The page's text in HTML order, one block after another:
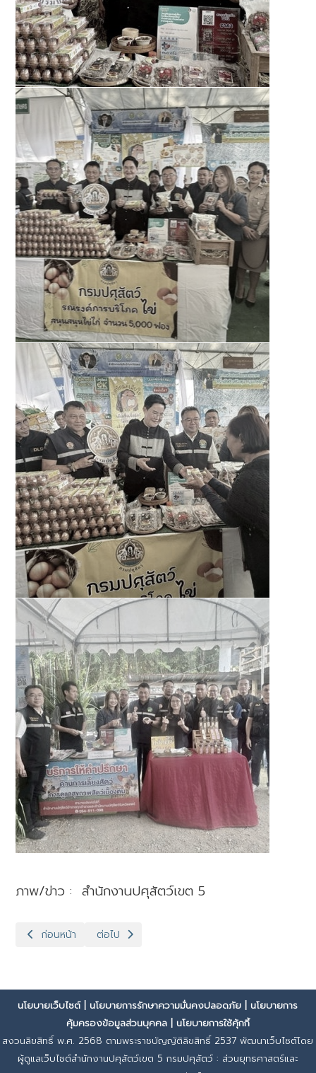
ภาพ/ข่าว : สำนักงานปศุสัตว์เขต 5
เนื้อหาก่อนหน้า: ปศุสัตว์เขต 5 เข้าร่วมประชุมคณะกรรมการบริหารโ
ก่อนหน้า เนื้อหาถัดไป: ปศุสัตว์เขต 5 เข้าร่วมประชุมหัวหน้าส่ว
ต่อไป
นโยบายเว็บไซต์| นโยบายการรักษาความมั่นคงปลอดภัย
นโยบายการ
คุ้มครองข้อมูลส่วนบุคคล| นโยบายการใช้คุ้กกี้
สงวนลิขสิทธิ์ พ.ศ. 2568 ตามพระราชบัญญัติลิขสิทธิ์ 2537 พัฒนาเว็บไซต์โดย
ผู้ดูแลเว็บไซต์สำนักงานปศุสัตว์เขต 5 กรมปศุสัตว์ : ส่วนยุทธศาสตร์และ